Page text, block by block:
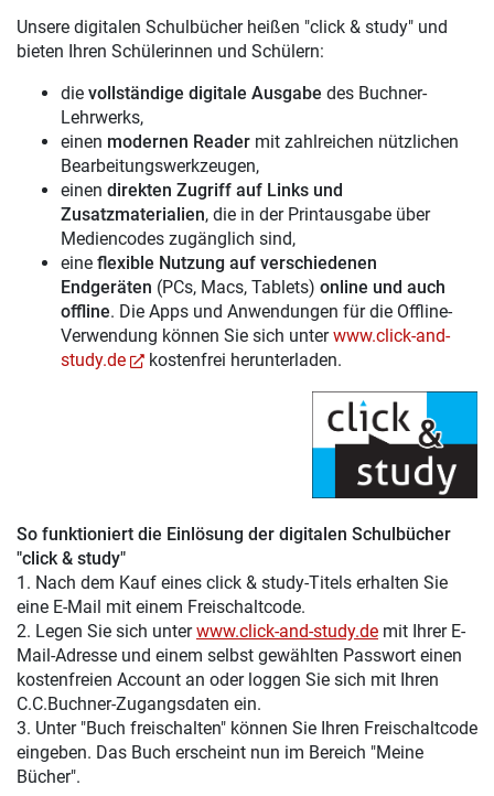
Unsere digitalen Schulbücher heißen "click & study" und
bieten Ihren Schülerinnen und Schülern:
die vollständige digitale Ausgabe des Buchner-
Lehrwerks,
einen modernen Reader mit zahlreichen nützlichen
Bearbeitungswerkzeugen,
einen direkten Zugriff auf Links und
Zusatzmaterialien, die in der Printausgabe über
Mediencodes zugänglich sind,
eine flexible Nutzung auf verschiedenen
Endgeräten (PCs, Macs, Tablets) online und auch
offline. Die Apps und Anwendungen für die Offline-
Verwendung können Sie sich unterwww.click-and-
study.de
kostenfrei herunterladen.
So funktioniert die Einlösung der digitalen Schulbücher
"click & study"
1. Nach dem Kauf eines click & study-Titels erhalten Sie
eine E-Mail mit einem Freischaltcode.
2. Legen Sie sich unterwww.click-and-study.de mit Ihrer E-
Mail-Adresse und einem selbst gewählten Passwort einen
kostenfreien Account an oder loggen Sie sich mit Ihren
C.C.Buchner-Zugangsdaten ein.
3. Unter "Buch freischalten" können Sie Ihren Freischaltcode
eingeben. Das Buch erscheint nun im Bereich "Meine
Bücher".